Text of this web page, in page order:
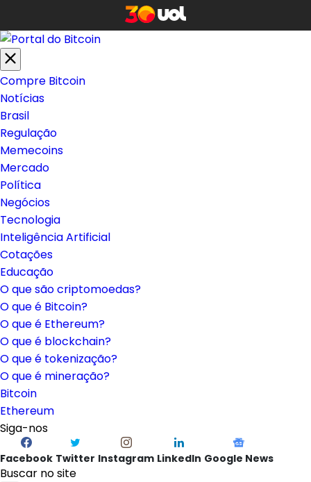
Compre Bitcoin
Notícias
Brasil
Regulação
Memecoins
Mercado
Política
Negócios
Tecnologia
Inteligência Artificial
Cotações
Educação
O que são criptomoedas?
O que é Bitcoin?
O que é Ethereum?
O que é blockchain?
O que é tokenização?
O que é mineração?
Bitcoin
Ethereum
Siga-nos
Facebook Twitter Instagram LinkedIn Google News
Buscar no site